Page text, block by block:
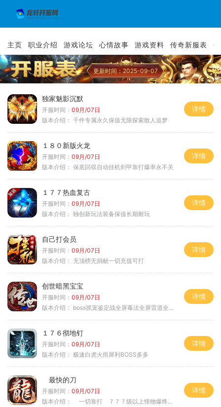
主页 职业介绍 游戏论坛 心情故事 游戏资料 传奇新服表
更新时间：2025-09-07
独家魅影沉默
开服时间： 09月/07日
版本介绍： 千件专属永久保值无限探索散人追梦
详情
１８０新版火龙
开服时间： 09月/07日
版本介绍： 保底回収自动挂机剑甲靠打爆率永不关
详情
１７７热血复古
开服时间： 09月/07日
版本介绍： 独创新玩法装备保值长期耐玩
详情
自己打会员
开服时间： 09月/07日
版本介绍： 无顶榜无捐献一切充值可打
详情
创世暗黑宝宝
开服时间： 09月/07日
版本介绍： boss抓宠鉴定战全屏毒法全屏雷道全屏狗
详情
１７６彻地钉
开服时间： 09月/07日
版本介绍： 极速白虎火雨犀利BOSS多多
详情
最快的刀
开服时间： 09月/07日
版本介绍：
一切靠打 ７７７级以上怪物爆终极
详情